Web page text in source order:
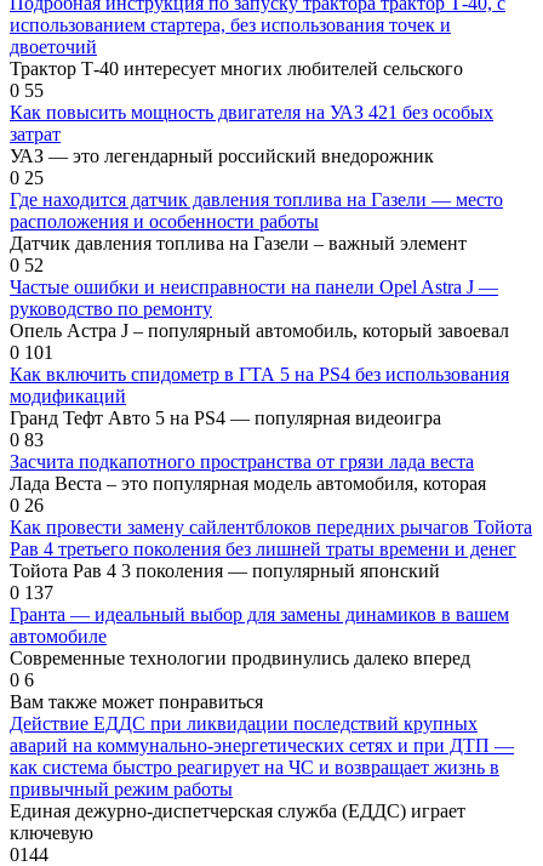
использованием стартера, без использования точек и
двоеточий
Трактор Т-40 интересует многих любителей сельского
0 55
Как повысить мощность двигателя на УАЗ 421 без особых
затрат
УАЗ — это легендарный российский внедорожник
0 25
Где находится датчик давления топлива на Газели — место
расположения и особенности работы
Датчик давления топлива на Газели – важный элемент
0 52
Частые ошибки и неисправности на панели Opel Astra J —
руководство по ремонту
Опель Астра J – популярный автомобиль, который завоевал
0 101
Как включить спидометр в ГТА 5 на PS4 без использования
модификаций
Гранд Тефт Авто 5 на PS4 — популярная видеоигра
0 83
Засчита подкапотного пространства от грязи лада веста
Лада Веста – это популярная модель автомобиля, которая
0 26
Как провести замену сайлентблоков передних рычагов Тойота
Рав 4 третьего поколения без лишней траты времени и денег
Тойота Рав 4 3 поколения — популярный японский
0 137
Гранта — идеальный выбор для замены динамиков в вашем
автомобиле
Современные технологии продвинулись далеко вперед
0 6
Вам также может понравиться
Действие ЕДДС при ликвидации последствий крупных
аварий на коммунально-энергетических сетях и при ДТП —
как система быстро реагирует на ЧС и возвращает жизнь в
привычный режим работы
Единая дежурно-диспетчерская служба (ЕДДС) играет
ключевую
0144